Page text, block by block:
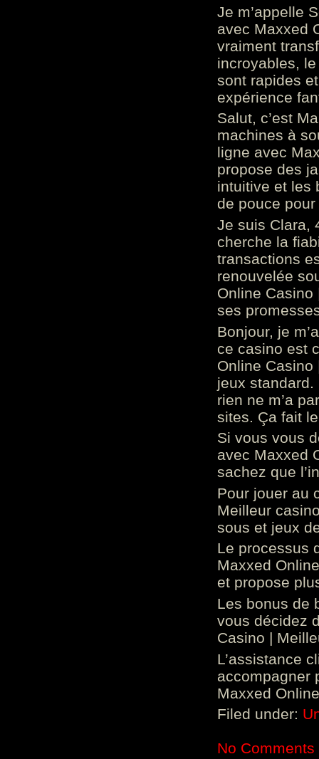
Je m’appelle
avec Maxxed
vraiment
incroyables,
sont rapides
expérience
Salut, c’est
machines à
ligne avec
propose des
intuitive et les
de pouce
Je suis Clara,
cherche la
transactions
renouvelée
Online
ses
Bonjour, je
ce casino est
Online
jeux standard.
rien ne m’a
sites. Ça fait
Si vous vous
avec Maxxed
sachez que
Pour jouer au
Meilleur
sous et jeux
Le processus
Maxxed
et propose
Les bonus de
vous décidez
Casino |
L’assistance
accompagner
Maxxed
Filed under:
No Comments